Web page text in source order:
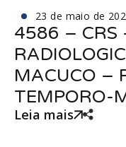
23 de maio de
4586 – CRS
MACUCO –
TEMPORO-
Leia mais